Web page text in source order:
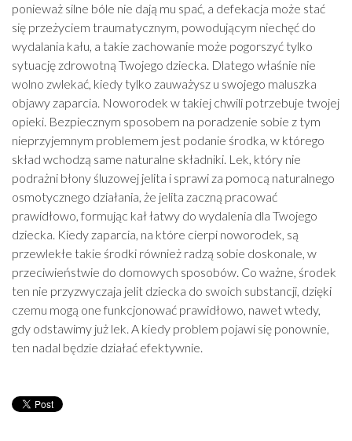
ponieważ silne bóle nie dają mu spać, a defekacja może stać
się przeżyciem traumatycznym, powodującym niechęć do
wydalania kału, a takie zachowanie może pogorszyć tylko
sytuację zdrowotną Twojego dziecka. Dlatego właśnie nie
wolno zwlekać, kiedy tylko zauważysz u swojego maluszka
objawy zaparcia. Noworodek w takiej chwili potrzebuje twojej
opieki. Bezpiecznym sposobem na poradzenie sobie z tym
nieprzyjemnym problemem jest podanie środka, w którego
skład wchodzą same naturalne składniki. Lek, który nie
podrażni błony śluzowej jelita i sprawi za pomocą naturalnego
osmotycznego działania, że jelita zaczną pracować
prawidłowo, formując kał łatwy do wydalenia dla Twojego
dziecka. Kiedy zaparcia, na które cierpi noworodek, są
przewlekłe takie środki również radzą sobie doskonale, w
przeciwieństwie do domowych sposobów. Co ważne, środek
ten nie przyzwyczaja jelit dziecka do swoich substancji, dzięki
czemu mogą one funkcjonować prawidłowo, nawet wtedy,
gdy odstawimy już lek. A kiedy problem pojawi się ponownie,
ten nadal będzie działać efektywnie.